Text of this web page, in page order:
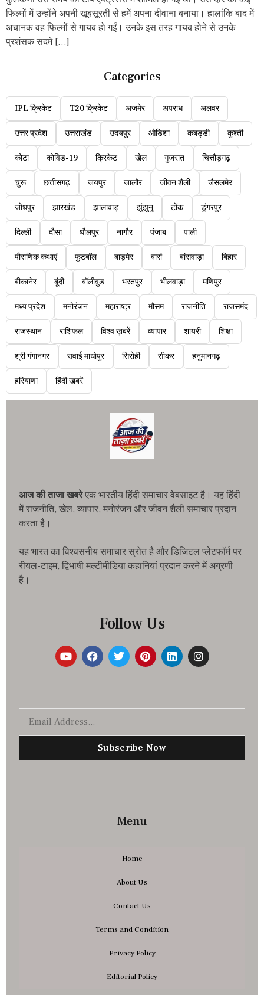
फिल्मों में उन्होंने अपनी खूबसूरती से हमें अपना दीवाना बनाया। हालांकि बाद में
अचानक वह फिल्मों से गायब हो गईं। उनके इस तरह गायब होने से उनके
प्रशंसक सदमे […]
Categories
IPL क्रिकेट T20 क्रिकेट अजमेर अपराध अलवर
उत्तर प्रदेश उत्तराखंड उदयपुर ओडिशा कबड्डी कुश्ती
कोटा कोविड-19 क्रिकेट खेल गुजरात चित्तौड़गढ़
चुरू छत्तीसगढ़ जयपुर जालौर जीवन शैली जैसलमेर
जोधपुर झारखंड झालावाड़ झुंझुनू टोंक डूंगरपुर
दिल्ली दौसा धौलपुर नागौर पंजाब पाली
पौराणिक कथाएं फुटबॉल बाड़मेर बारां बांसवाड़ा बिहार
बीकानेर बूंदी बॉलीवुड भरतपुर भीलवाड़ा मणिपुर
मध्य प्रदेश मनोरंजन महाराष्ट्र मौसम राजनीति राजसमंद
राजस्थान राशिफल विश्व ख़बरें व्यापार शायरी शिक्षा
श्री गंगानगर सवाई माधोपुर सिरोही सीकर हनुमानगढ़
हरियाणा हिंदी खबरें
आज की ताजा खबरेएक भारतीय हिंदी समाचार वेबसाइट है। यह हिंदी
में राजनीति, खेल, व्यापार, मनोरंजन और जीवन शैली समाचार प्रदान
करता है।
यह भारत का विश्वसनीय समाचार स्रोत है और डिजिटल प्लेटफॉर्म पर
रीयल-टाइम, द्विभाषी मल्टीमीडिया कहानियां प्रदान करने में अग्रणी
है।
Follow Us
Subscribe Now
Menu
Home
About Us
Contact Us
Terms and Condition
Privacy Policy
Editorial Policy